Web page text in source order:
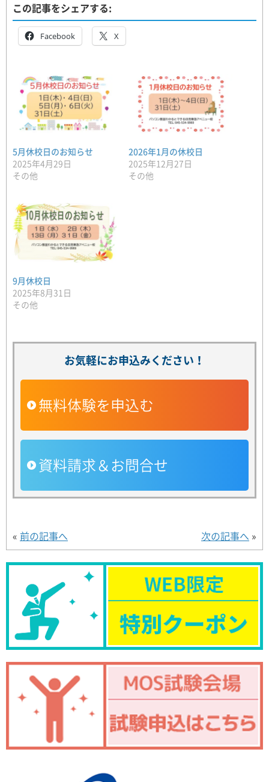
この記事をシェアする:
Facebook X
5月休校日のお知らせ
2025年4月29日
その他
2026年1月の休校日
2025年12月27日
その他
9月休校日
2025年8月31日
その他
お気軽にお申込みください！
無料体験を申込む
資料請求＆お問合せ
« 前の記事へ 次の記事へ »